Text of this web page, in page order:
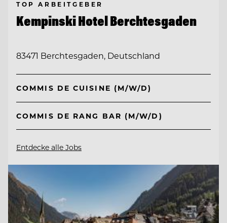
TOP ARBEITGEBER
Kempinski Hotel Berchtesgaden
83471 Berchtesgaden, Deutschland
COMMIS DE CUISINE (M/W/D)
COMMIS DE RANG BAR (M/W/D)
Entdecke alle Jobs